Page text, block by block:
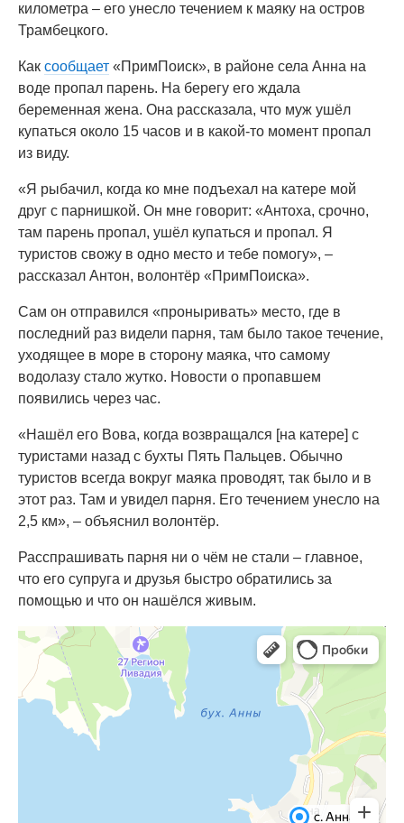
километра – его унесло течением к маяку на остров
Трамбецкого.
Как сообщает «ПримПоиск», в районе села Анна на
воде пропал парень. На берегу его ждала
беременная жена. Она рассказала, что муж ушёл
купаться около 15 часов и в какой-то момент пропал
из виду.
«Я рыбачил, когда ко мне подъехал на катере мой
друг с парнишкой. Он мне говорит: «Антоха, срочно,
там парень пропал, ушёл купаться и пропал. Я
туристов свожу в одно место и тебе помогу», –
рассказал Антон, волонтёр «ПримПоиска».
Сам он отправился «проныривать» место, где в
последний раз видели парня, там было такое течение,
уходящее в море в сторону маяка, что самому
водолазу стало жутко. Новости о пропавшем
появились через час.
«Нашёл его Вова, когда возвращался [на катере] с
туристами назад с бухты Пять Пальцев. Обычно
туристов всегда вокруг маяка проводят, так было и в
этот раз. Там и увидел парня. Его течением унесло на
2,5 км», – объяснил волонтёр.
Расспрашивать парня ни о чём не стали – главное,
что его супруга и друзья быстро обратились за
помощью и что он нашёлся живым.